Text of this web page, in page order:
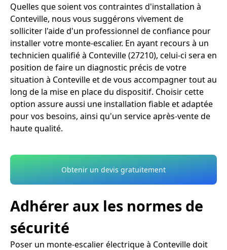
Quelles que soient vos contraintes d'installation à
Conteville, nous vous suggérons vivement de
solliciter l'aide d'un professionnel de confiance pour
installer votre monte-escalier. En ayant recours à un
technicien qualifié à Conteville (27210), celui-ci sera en
position de faire un diagnostic précis de votre
situation à Conteville et de vous accompagner tout au
long de la mise en place du dispositif. Choisir cette
option assure aussi une installation fiable et adaptée
pour vos besoins, ainsi qu'un service après-vente de
haute qualité.
Obtenir un devis gratuitement
Adhérer aux les normes de
sécurité
Poser un monte-escalier électrique à Conteville doit